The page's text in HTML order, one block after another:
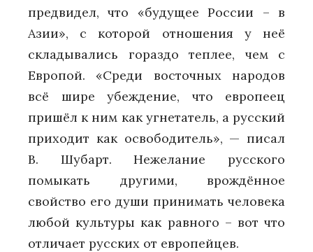
предвидел, что «будущее России – в
Азии», с которой отношения у неё
складывались гораздо теплее, чем с
Европой. «Среди восточных народов
всё шире убеждение, что европеец
пришёл к ним как угнетатель, а русский
приходит как освободитель», — писал
В. Шубарт. Нежелание русского
помыкать другими, врождённое
свойство его души принимать человека
любой культуры как равного – вот что
отличает русских от европейцев.